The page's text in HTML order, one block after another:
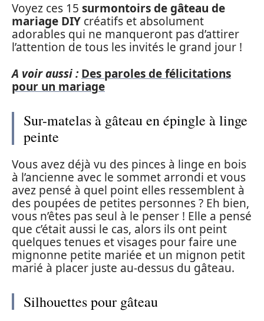
Voyez ces 15 surmontoirs de gâteau de
mariage DIY créatifs et absolument
adorables qui ne manqueront pas d’attirer
l’attention de tous les invités le grand jour !
A voir aussi : Des paroles de félicitations
pour un mariage
Sur-matelas à gâteau en épingle à linge
peinte
Vous avez déjà vu des pinces à linge en bois
à l’ancienne avec le sommet arrondi et vous
avez pensé à quel point elles ressemblent à
des poupées de petites personnes ? Eh bien,
vous n’êtes pas seul à le penser ! Elle a pensé
que c’était aussi le cas, alors ils ont peint
quelques tenues et visages pour faire une
mignonne petite mariée et un mignon petit
marié à placer juste au-dessus du gâteau.
Silhouettes pour gâteau